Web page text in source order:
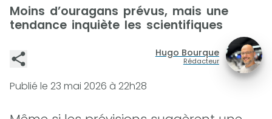
Moins d’ouragans prévus, mais une
tendance inquiète les scientifiques
Hugo Bourque
Rédacteur
Publié le 23 mai 2026 à 22h28